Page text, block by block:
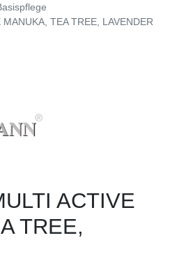
TEA TREE, LAVENDER
ACTIVE
TREE,